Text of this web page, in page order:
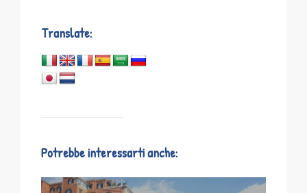
Translate:
Potrebbe interessarti anche: